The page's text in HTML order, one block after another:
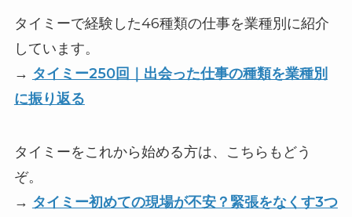
タイミーで経験した46種類の仕事を業種別に紹介
しています。
→ タイミー250回｜出会った仕事の種類を業種別
に振り返る
タイミーをこれから始める方は、こちらもどう
ぞ。
→ タイミー初めての現場が不安？緊張をなくす3つ